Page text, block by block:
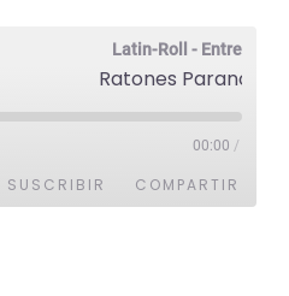
Latin-Roll - Entrevistas
Ratones Paranoicos
00:00 /
SUSCRIBIR COMPARTIR